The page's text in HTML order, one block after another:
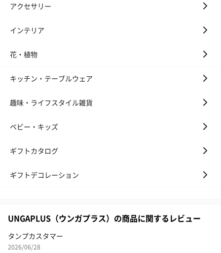
アクセサリー
インテリア
花・植物
キッチン・テーブルウェア
趣味・ライフスタイル雑貨
ベビー・キッズ
ギフトカタログ
ギフトデコレーション
UNGAPLUS（ウンガプラス）の商品に関するレビュー
タンプカスタマー
2026/06/28